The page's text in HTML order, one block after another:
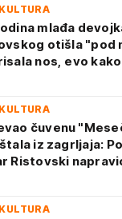
mlađa
otišla "pod
nos, evo
čuvenu
iz zagrljaja:
Ristovski